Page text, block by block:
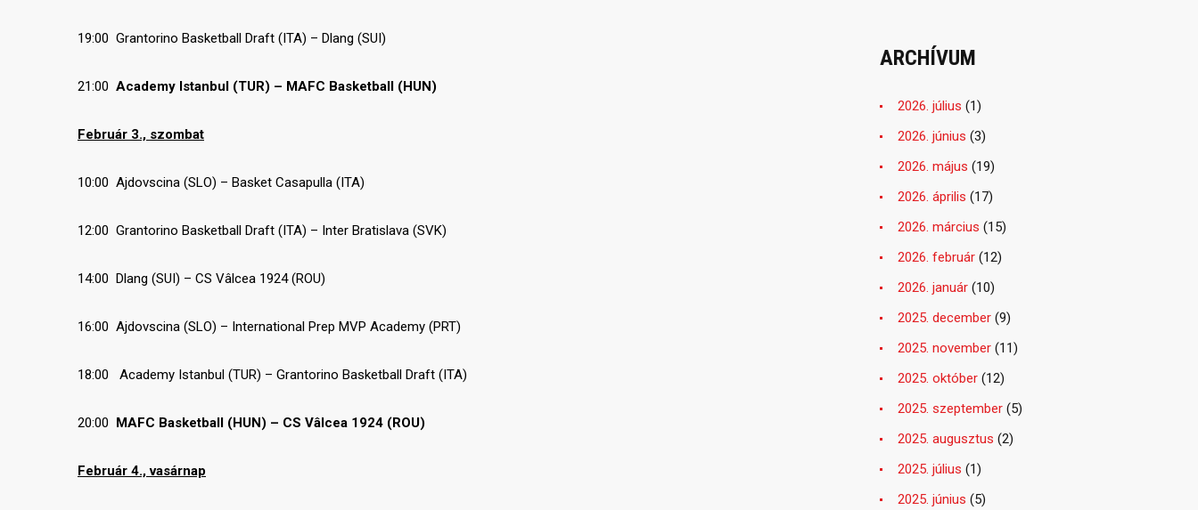
19:00 Grantorino Basketball Draft (ITA) – Dlang (SUI)
21:00 Academy Istanbul (TUR) – MAFC Basketball (HUN)
Február 3., szombat
10:00 Ajdovscina (SLO) – Basket Casapulla (ITA)
12:00 Grantorino Basketball Draft (ITA) – Inter Bratislava (SVK)
14:00 Dlang (SUI) – CS Vâlcea 1924 (ROU)
16:00 Ajdovscina (SLO) – International Prep MVP Academy (PRT)
18:00 Academy Istanbul (TUR) – Grantorino Basketball Draft (ITA)
20:00 MAFC Basketball (HUN) – CS Vâlcea 1924 (ROU)
Február 4., vasárnap
ARCHÍVUM
2026. július (1)
2026. június (3)
2026. május (19)
2026. április (17)
2026. március (15)
2026. február (12)
2026. január (10)
2025. december (9)
2025. november (11)
2025. október (12)
2025. szeptember (5)
2025. augusztus (2)
2025. július (1)
2025. június (5)